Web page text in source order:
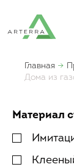
Главная
Дома из
Материал